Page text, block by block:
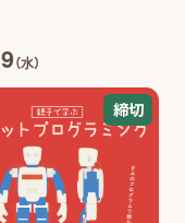
（水）
締切